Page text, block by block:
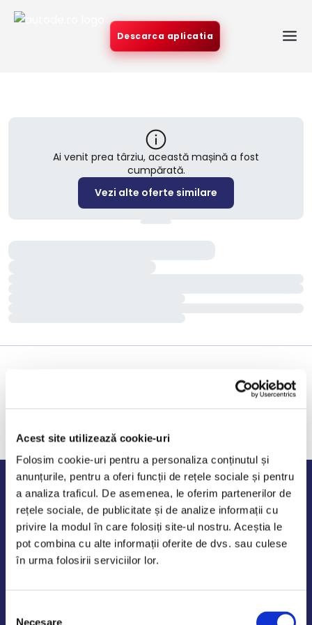
Acest site utilizează cookie-uri
Folosim cookie-uri pentru a personaliza conținutul și
anunțurile, pentru a oferi funcții de rețele sociale și pentru
a analiza traficul. De asemenea, le oferim partenerilor de
rețele sociale, de publicitate și de analize informații cu
privire la modul în care folosiți site-ul nostru. Aceștia le
pot combina cu alte informații oferite de dvs. sau culese
în urma folosirii serviciilor lor.
Necesare
Descarca aplicatia
Ai venit prea târziu, această mașină a fost
cumpărată.
Vezi alte oferte similare
Program de lucru
Luni - Vineri: 09:00-18:00
Sambata - Duminica: 10:00-14:00